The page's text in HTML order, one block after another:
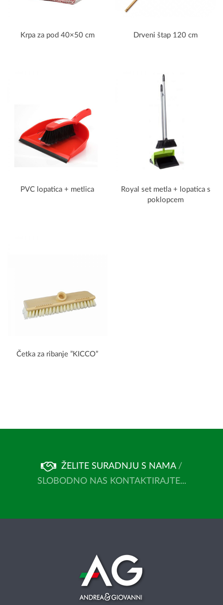
Krpa za pod 40×50 cm Drveni štap 120 cm
PVC lopatica + metlica
Royal set metla + lopatica s
poklopcem
Četka za ribanje ”KICCO”
ŽELITE SURADNJU S NAMA /
SLOBODNO NAS KONTAKTIRAJTE...